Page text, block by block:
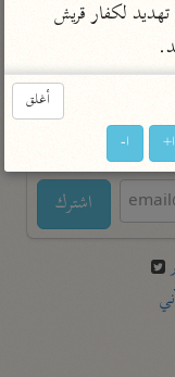
تفسير قتادة
اشترك
أغلق
ا+ ا-